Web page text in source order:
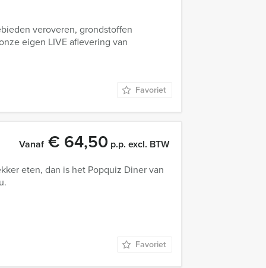
veroveren, grondstoffen
eigen LIVE aflevering van
Favoriet
Vanaf€ 64,50 p.p. excl. BTW
eten, dan is het Popquiz Diner van
Favoriet